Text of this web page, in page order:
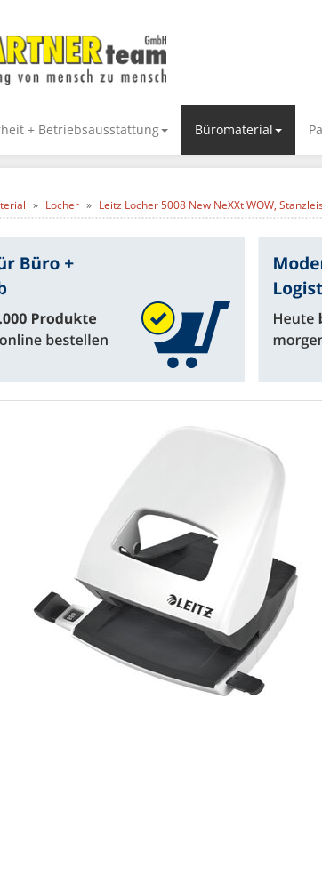
+ Betriebsausstattung Büromaterial
Locher Leitz Locher 5008 New NeXXt WOW,